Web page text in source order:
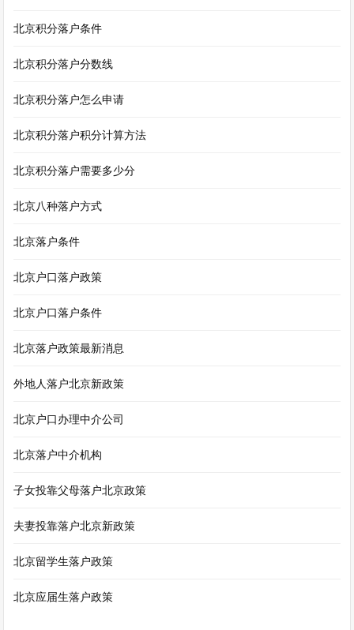
北京积分落户条件
北京积分落户分数线
北京积分落户怎么申请
北京积分落户积分计算方法
北京积分落户需要多少分
北京八种落户方式
北京落户条件
北京户口落户政策
北京户口落户条件
北京落户政策最新消息
外地人落户北京新政策
北京户口办理中介公司
北京落户中介机构
子女投靠父母落户北京政策
夫妻投靠落户北京新政策
北京留学生落户政策
北京应届生落户政策